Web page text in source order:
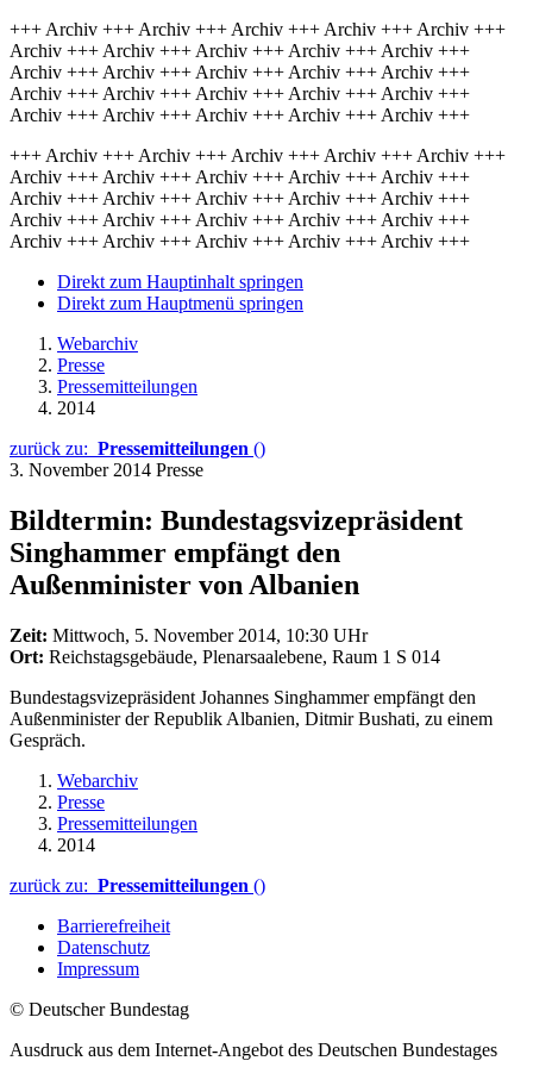
+++ Archiv +++ Archiv +++ Archiv +++ Archiv +++ Archiv +++
Archiv +++ Archiv +++ Archiv +++ Archiv +++ Archiv +++
Archiv +++ Archiv +++ Archiv +++ Archiv +++ Archiv +++
Archiv +++ Archiv +++ Archiv +++ Archiv +++ Archiv +++
Archiv +++ Archiv +++ Archiv +++ Archiv +++ Archiv +++
+++ Archiv +++ Archiv +++ Archiv +++ Archiv +++ Archiv +++
Archiv +++ Archiv +++ Archiv +++ Archiv +++ Archiv +++
Archiv +++ Archiv +++ Archiv +++ Archiv +++ Archiv +++
Archiv +++ Archiv +++ Archiv +++ Archiv +++ Archiv +++
Archiv +++ Archiv +++ Archiv +++ Archiv +++ Archiv +++
Direkt zum Hauptinhalt springen
Direkt zum Hauptmenü springen
Webarchiv
Presse
Pressemitteilungen
2014
zurück zu: Pressemitteilungen ()
3. November 2014 Presse
Bildtermin: Bundestagsvizepräsident
Singhammer empfängt den
Außenminister von Albanien
Zeit: Mittwoch, 5. November 2014, 10:30 UHr
Ort: Reichstagsgebäude, Plenarsaalebene, Raum 1 S 014
Bundestagsvizepräsident Johannes Singhammer empfängt den
Außenminister der Republik Albanien, Ditmir Bushati, zu einem
Gespräch.
Webarchiv
Presse
Pressemitteilungen
2014
zurück zu: Pressemitteilungen ()
Barrierefreiheit
Datenschutz
Impressum
© Deutscher Bundestag
Ausdruck aus dem Internet-Angebot des Deutschen Bundestages